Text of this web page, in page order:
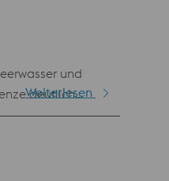
und
deutlich
nicht
wird BÖHLER
Weiterlesen